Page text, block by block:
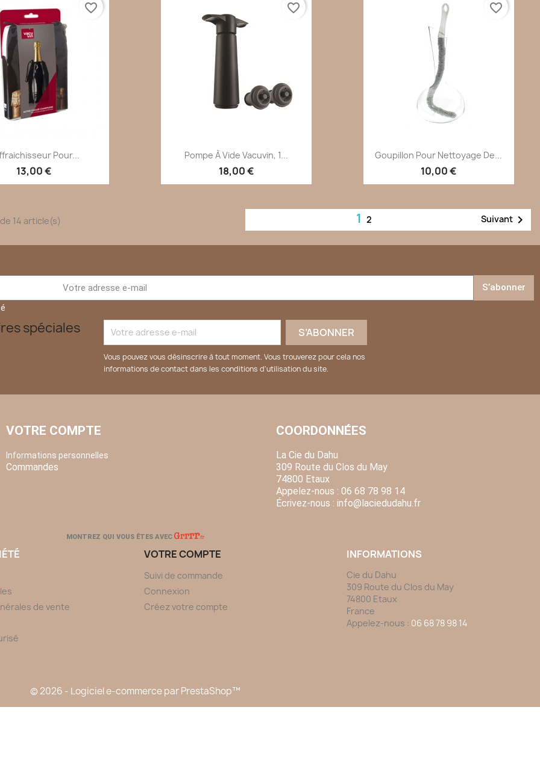
Aperçu rapide
Pour...
13,00 €
favorite_border
Aperçu rapide
Pompe À Vide Vacuvin, 1...
18,00 €
favorite_border
Aperçu rapide
Goupillon Pour Nettoyage De...
10,00 €
favorite_border
14 article(s) 12 Suivant
S’abonner
spéciales
Vous pouvez vous désinscrire à tout moment. Vous trouverez pour cela nos
informations de contact dans les conditions d'utilisation du site.
VOTRE COMPTE
Informations personnelles
Commandes
COORDONNÉES
La Cie du Dahu
309 Route du Clos du May
74800 Etaux
Appelez-nous : 06 68 78 98 14
Écrivez-nous : info@laciedudahu.fr
MONTREZ QUI VOUS ÊTES AVEC
de vente
VOTRE COMPTE
Suivi de commande
Connexion
Créez votre compte
INFORMATIONS
Cie du Dahu
309 Route du Clos du May
74800 Etaux
France
Appelez-nous : 06 68 78 98 14
© 2026 - Logiciel e-commerce par PrestaShop™